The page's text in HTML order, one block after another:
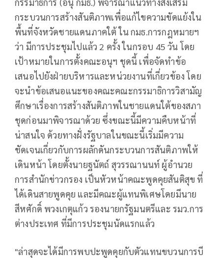
กรรมาธิการ (อนุ กมธ.) พิจารณาแนวทางส่งเสริม
กระบวนการสร้างสันติภาพเพื่อแก้ไขความขัดแย้งใน
พื้นที่จังหวัดชายแดนภาคใต้ ใน กมธ.การกฎหมายฯ
ว่า มีการประชุมไปแล้ว 2 ครั้ง ในกรอบ 45 วัน โดย
เป้าหมายในการตั้งคณะอนุฯ ชุดนี้ เพื่อจัดทำข้อ
เสนอไปยังฝ่ายบริหารและหน่วยงานที่เกี่ยวข้อง โดย
จะนำข้อเสนอแนะของคณะคณะกรรมาธิการวิสามัญ
ศึกษาเรื่องการสร้างสันติภาพในชายแดนใต้ของสภา
ชุดก่อนมาพิจารณาด้วย ซึ่งขณะนี้มีความคืบหน้าที่
น่าสนใจ ด้วยทางฝั่งรัฐบาลในขณะนี้เริ่มมีความ
ชัดเจนเกี่ยวกับการผลักดันกระบวนการสันติภาพให้
เดินหน้า โดยตั้งนายฐนัตถ์ สุวรรณานนท์ ผู้อำนวย
การสำนักข่าวกรอง เป็นหัวหน้าคณะพูดคุยสันติสุข ที่
ได้เดินสายพูดคุย และมีคณะผู้แทนพิเศษโดยมีนาย
สีหศักดิ์ พวงเกตุแก้ว รองนายกรัฐมนตรีและ รมว.การ
ต่างประเทศ ที่มีการประชุมนัดแรกแล้ว
"ล่าสุดจะได้มีการพบปะพูดคุยกับตัวแทนขบวนการบี